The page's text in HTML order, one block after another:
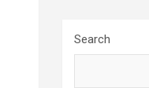
Search